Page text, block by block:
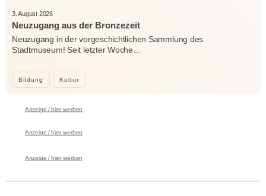
Bildung Kultur
3. August 2026
Neuzugang aus der Bronzezeit
Neuzugang in der vorgeschichtlichen Sammlung des
Stadtmuseum! Seit letzter Woche…
Anzeige / hier werben
Anzeige / hier werben
Anzeige / hier werben